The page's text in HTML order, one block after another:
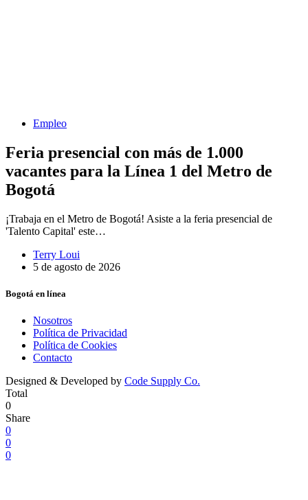
Empleo
Feria presencial con más de 1.000
vacantes para la Línea 1 del Metro de
Bogotá
¡Trabaja en el Metro de Bogotá! Asiste a la feria presencial de
'Talento Capital' este…
Terry Loui
5 de agosto de 2026
Bogotá en línea
Nosotros
Política de Privacidad
Política de Cookies
Contacto
Designed & Developed by Code Supply Co.
Total
0
Share
0
0
0